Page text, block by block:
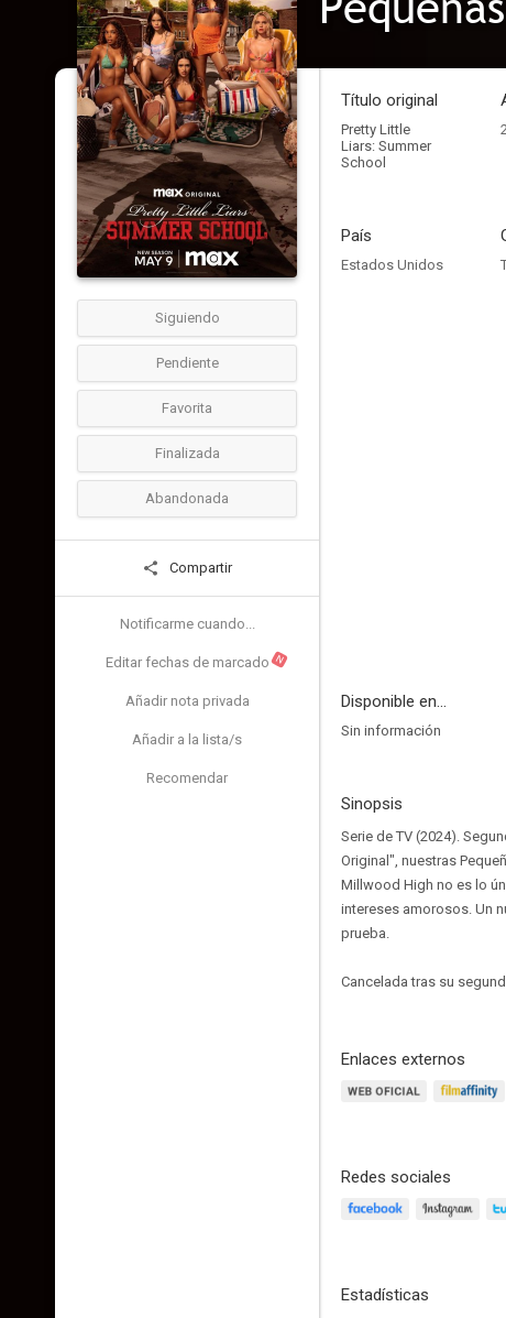
Siguiendo
Pendiente
Favorita
Finalizada
Abandonada
Compartir
Notificarme cuando...
Editar fechas de marcado N
Añadir nota privada
Añadir a la lista/s
Recomendar
Título original
Pretty Little
Liars: Summer
School
País
Estados Unidos
Disponible en...
Sin información
Sinopsis
Serie de TV (2024).
Original", nuestras
Millwood High no es lo
intereses amorosos. Un
prueba.
Cancelada tras su
Enlaces externos
Redes sociales
Estadísticas